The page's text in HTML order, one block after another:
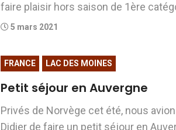
faire plaisir hors saison de 1ère
5 mars 2021
FRANCE LAC DES MOINES
Petit séjour en Auvergne
Privés de Norvège cet été, nous
Didier de faire un petit séjour en